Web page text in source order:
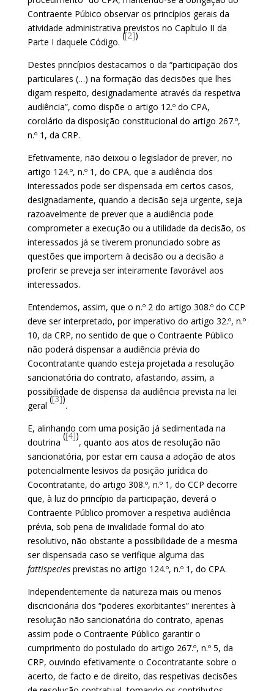
Contraente Púbico observar os princípios gerais da
atividade administrativa previstos no Capítulo II da
Parte I daquele Código.
([2])
Destes princípios destacamos o da “participação dos
particulares (…) na formação das decisões que lhes
digam respeito, designadamente através da respetiva
audiência”, como dispõe o artigo 12.º do CPA,
corolário da disposição constitucional do artigo 267.º,
n.º 1, da CRP.
Efetivamente, não deixou o legislador de prever, no
artigo 124.º, n.º 1, do CPA, que a audiência dos
interessados pode ser dispensada em certos casos,
designadamente, quando a decisão seja urgente, seja
razoavelmente de prever que a audiência pode
comprometer a execução ou a utilidade da decisão, os
interessados já se tiverem pronunciado sobre as
questões que importem à decisão ou a decisão a
proferir se preveja ser inteiramente favorável aos
interessados.
Entendemos, assim, que o n.º 2 do artigo 308.º do CCP
deve ser interpretado, por imperativo do artigo 32.º, n.º
10, da CRP, no sentido de que o Contraente Público
não poderá dispensar a audiência prévia do
Cocontratante quando esteja projetada a resolução
sancionatória do contrato, afastando, assim, a
possibilidade de dispensa da audiência prevista na lei
geral
([3])
.
E, alinhando com uma posição já sedimentada na
doutrina
([4])
, quanto aos atos de resolução não
sancionatória, por estar em causa a adoção de atos
potencialmente lesivos da posição jurídica do
Cocontratante, do artigo 308.º, n.º 1, do CCP decorre
que, à luz do princípio da participação, deverá o
Contraente Público promover a respetiva audiência
prévia, sob pena de invalidade formal do ato
resolutivo, não obstante a possibilidade de a mesma
ser dispensada caso se verifique alguma das
fattispecies previstas no artigo 124.º, n.º 1, do CPA.
Independentemente da natureza mais ou menos
discricionária dos “poderes exorbitantes” inerentes à
resolução não sancionatória do contrato, apenas
assim pode o Contraente Público garantir o
cumprimento do postulado do artigo 267.º, n.º 5, da
CRP, ouvindo efetivamente o Cocontratante sobre o
acerto, de facto e de direito, das respetivas decisões